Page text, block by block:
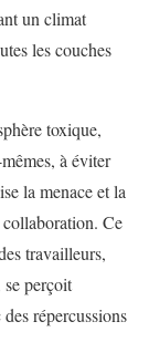
un climat
les couches
toxique,
à éviter
la menace et la
Ce
travailleurs,
perçoit
répercussions